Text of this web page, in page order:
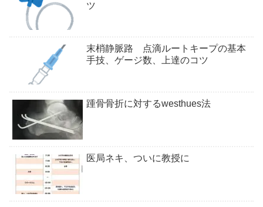
ツ
末梢静脈路 点滴ルートキープの基本
手技、ゲージ数、上達のコツ
踵骨骨折に対するwesthues法
医局ネキ、ついに教授に